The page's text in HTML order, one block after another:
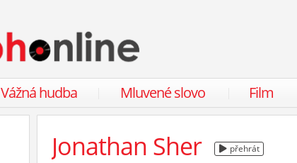
Vážná hudba Mluvené slovo Film
Jonathan Sher přehrát